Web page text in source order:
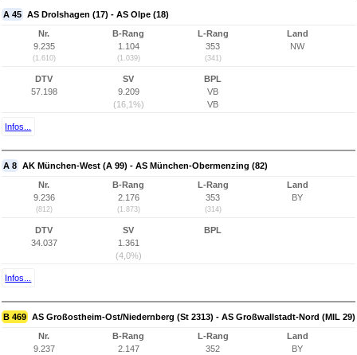
A 45 AS Drolshagen (17) - AS Olpe (18)
Nr.
9.235
(1.610)
B-Rang
1.104
(1.039)
L-Rang
353
(341)
Land
NW
DTV
57.198
SV
9.209
(16,1%)
BPL
VB
VB
Infos...
A 8 AK München-West (A 99) - AS München-Obermenzing (82)
Nr.
9.236
(812)
B-Rang
2.176
(1.873)
L-Rang
353
(314)
Land
BY
DTV
34.037
SV
1.361
(4,0%)
BPL
Infos...
B 469 AS Großostheim-Ost/Niedernberg (St 2313) - AS Großwallstadt-Nord (MIL 29)
Nr.
9.237
B-Rang
2.147
L-Rang
352
Land
BY